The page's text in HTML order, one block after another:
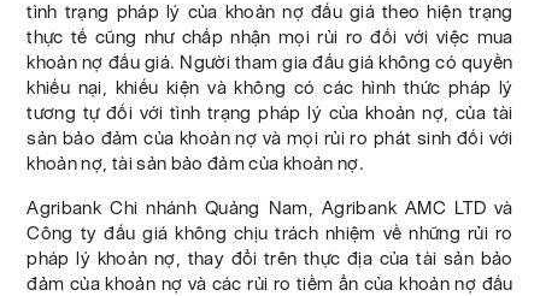
tình trạng pháp lý của khoản nợ đấu giá theo hiện trạng
thực tế cũng như chấp nhận mọi rủi ro đối với việc mua
khoản nợ đấu giá. Người tham gia đấu giá không có quyền
khiếu nại, khiếu kiện và không có các hình thức pháp lý
tương tự đối với tình trạng pháp lý của khoản nợ, của tài
sản bảo đảm của khoản nợ và mọi rủi ro phát sinh đối với
khoản nợ, tài sản bảo đảm của khoản nợ.
Agribank Chi nhánh Quảng Nam, Agribank AMC LTD và
Công ty đấu giá không chịu trách nhiệm về những rủi ro
pháp lý khoản nợ, thay đổi trên thực địa của tài sản bảo
đảm của khoản nợ và các rủi ro tiềm ẩn của khoản nợ đấu